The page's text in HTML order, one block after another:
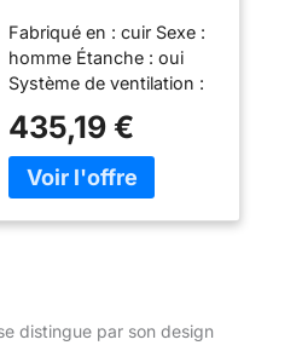
Noir, 58
Fabriqué en : cuir Sexe :
homme Étanche : oui
Système de ventilation :
oui
435,19 €
distingue par son design